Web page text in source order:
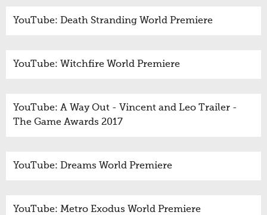
YouTube: Death Stranding World Premiere
YouTube: Witchfire World Premiere
YouTube: A Way Out - Vincent and Leo Trailer -
The Game Awards 2017
YouTube: Dreams World Premiere
YouTube: Metro Exodus World Premiere